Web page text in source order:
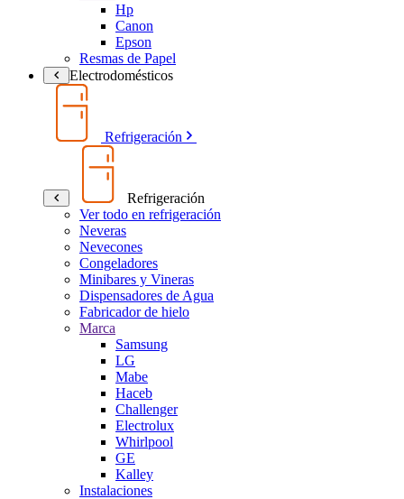
Hp
Canon
Epson
Resmas de Papel
Electrodomésticos
Refrigeración
Refrigeración
Ver todo en refrigeración
Neveras
Nevecones
Congeladores
Minibares y Vineras
Dispensadores de Agua
Fabricador de hielo
Marca
Samsung
LG
Mabe
Haceb
Challenger
Electrolux
Whirlpool
GE
Kalley
Instalaciones